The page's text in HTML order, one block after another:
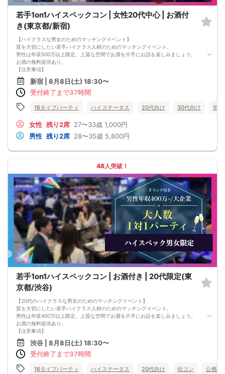
若手1on1ハイスペックコン | 女性20代中心 | お酒付
き(東京都/新宿)
【ハイクラスな男女のためのマッチングイベント】
質を大切にしたい若手ハイクラス人材のためのマッチングイベント。
男性は年収500万以上限定。上質な空間でお酒を片手にお話を楽しみましょう。
お酒の無料提供あり。
【注意事項】
■当日の持ち物
・公的身分証明書 ※ご提示いただけない方はご参加いただけません
■留意事項
等）によりイベント中止になる可能性もございます。
・当日は時間に余裕をもってお越しください。10分以上の遅刻はご参加をお断り
する場合がございます。
【その他】
男女5対5
■飲食
アルコール/ソフトドリンク付き
新宿 | 8月8日(土) 18:30〜
受付終了まで37時間
16タイプパーティ ハイステータス 20代向け 30代向け 街
女性 残り2席 27〜33歳 1,000円
男性 残り2席 28〜35歳 5,800円
48人突破！
若手1on1ハイスペックコン | お酒付き | 20代限定(東
京都/渋谷)
【20代のハイクラスな男女のためのマッチングイベント】
質を大切にしたい若手ハイクラス人材のためのマッチングイベント。
男性は年収400万以上限定。上質な空間でお酒を片手にお話を楽しみましょう。
お酒の無料提供あり。
【注意事項】
■当日の持ち物
・公的身分証明書 ※ご提示いただけない方はご参加いただけません
■留意事項
等）によりイベント中止になる可能性もございます。
渋谷 | 8月8日(土) 18:30〜
受付終了まで37時間
16タイプパーティ ハイステータス 20代向け 街コン 公務員